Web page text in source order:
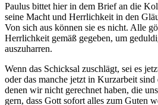
Paulus bittet hier in dem Brief an die
seine Macht und Herrlichkeit in den
Von sich aus können sie es nicht. Alle
Herrlichkeit gemäß gegeben, um
auszuharren.
Wenn das Schicksal zuschlägt, sei es
oder das manche jetzt in Kurzarbeit
denen wir nicht gerechnet haben, die
gern, dass Gott sofort alles zum Guten